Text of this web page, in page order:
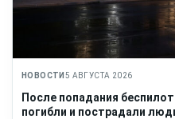
НОВОСТИ 5 АВГУСТА 2026
После попадания
погибли и пострадали